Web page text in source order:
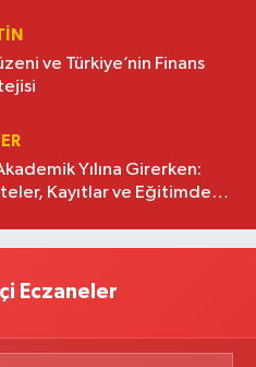
ve Türkiye’nin Finans
Yılına Girerken:
Kayıtlar ve Eğitimde
Eczaneler